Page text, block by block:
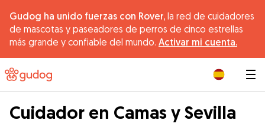
Gudog ha unido fuerzas con Rover, la red de cuidadores
de mascotas y paseadores de perros de cinco estrellas
más grande y confiable del mundo. Activar mi cuenta.
Cuidador en Camas y Sevilla